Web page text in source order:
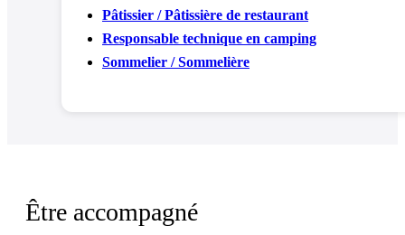
Pâtissier / Pâtissière de restaurant
Responsable technique en camping
Sommelier / Sommelière
Être accompagné